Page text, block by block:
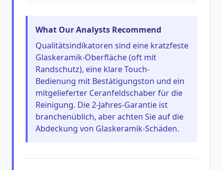
What Our Analysts Recommend
Qualitätsindikatoren sind eine kratzfeste
Glaskeramik-Oberfläche (oft mit
Randschutz), eine klare Touch-
Bedienung mit Bestätigungston und ein
mitgelieferter Ceranfeldschaber für die
Reinigung. Die 2-Jahres-Garantie ist
branchenüblich, aber achten Sie auf die
Abdeckung von Glaskeramik-Schäden.